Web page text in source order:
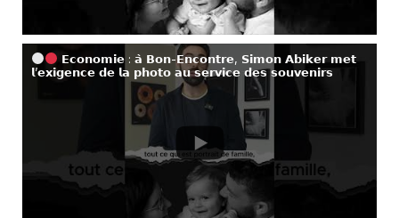
𝗘𝗰𝗼𝗻𝗼𝗺𝗶𝗲 : 𝗮̀ 𝗕𝗼𝗻-𝗘𝗻𝗰𝗼𝗻𝘁𝗿𝗲, 𝗦𝗶𝗺𝗼𝗻 𝗔𝗯𝗶𝗸𝗲𝗿 𝗺𝗲𝘁
𝗹’𝗲𝘅𝗶𝗴𝗲𝗻𝗰𝗲 𝗱𝗲 𝗹𝗮 𝗽𝗵𝗼𝘁𝗼 𝗮𝘂 𝘀𝗲𝗿𝘃𝗶𝗰𝗲 𝗱𝗲𝘀 𝘀𝗼𝘂𝘃𝗲𝗻𝗶𝗿𝘀